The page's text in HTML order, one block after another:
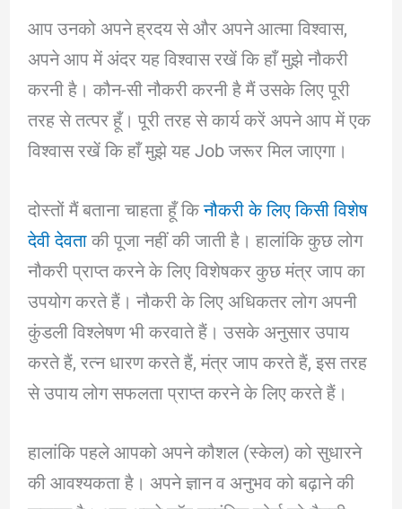
आप उनको अपने ह्रदय से और अपने आत्मा विश्वास,
अपने आप में अंदर यह विश्वास रखें कि हाँ मुझे नौकरी
करनी है। कौन-सी नौकरी करनी है मैं उसके लिए पूरी
तरह से तत्पर हूँ। पूरी तरह से कार्य करें अपने आप में एक
विश्वास रखें कि हाँ मुझे यह Job जरूर मिल जाएगा।
दोस्तों मैं बताना चाहता हूँ किनौकरी के लिए किसी विशेष
देवी देवताकी पूजा नहीं की जाती है। हालांकि कुछ लोग
नौकरी प्राप्त करने के लिए विशेषकर कुछ मंत्र जाप का
उपयोग करते हैं। नौकरी के लिए अधिकतर लोग अपनी
कुंडली विश्लेषण भी करवाते हैं। उसके अनुसार उपाय
करते हैं, रत्न धारण करते हैं, मंत्र जाप करते हैं, इस तरह
से उपाय लोग सफलता प्राप्त करने के लिए करते हैं।
हालांकि पहले आपको अपने कौशल (स्केल) को सुधारने
की आवश्यकता है। अपने ज्ञान व अनुभव को बढ़ाने की